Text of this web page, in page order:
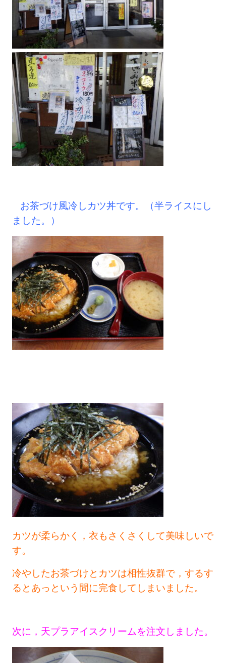
お茶づけ風冷しカツ丼です。（半ライスにし
ました。）
カツが柔らかく，衣もさくさくして美味しいで
す。
冷やしたお茶づけとカツは相性抜群で，するす
るとあっという間に完食してしまいました。
次に，天プラアイスクリームを注文しました。